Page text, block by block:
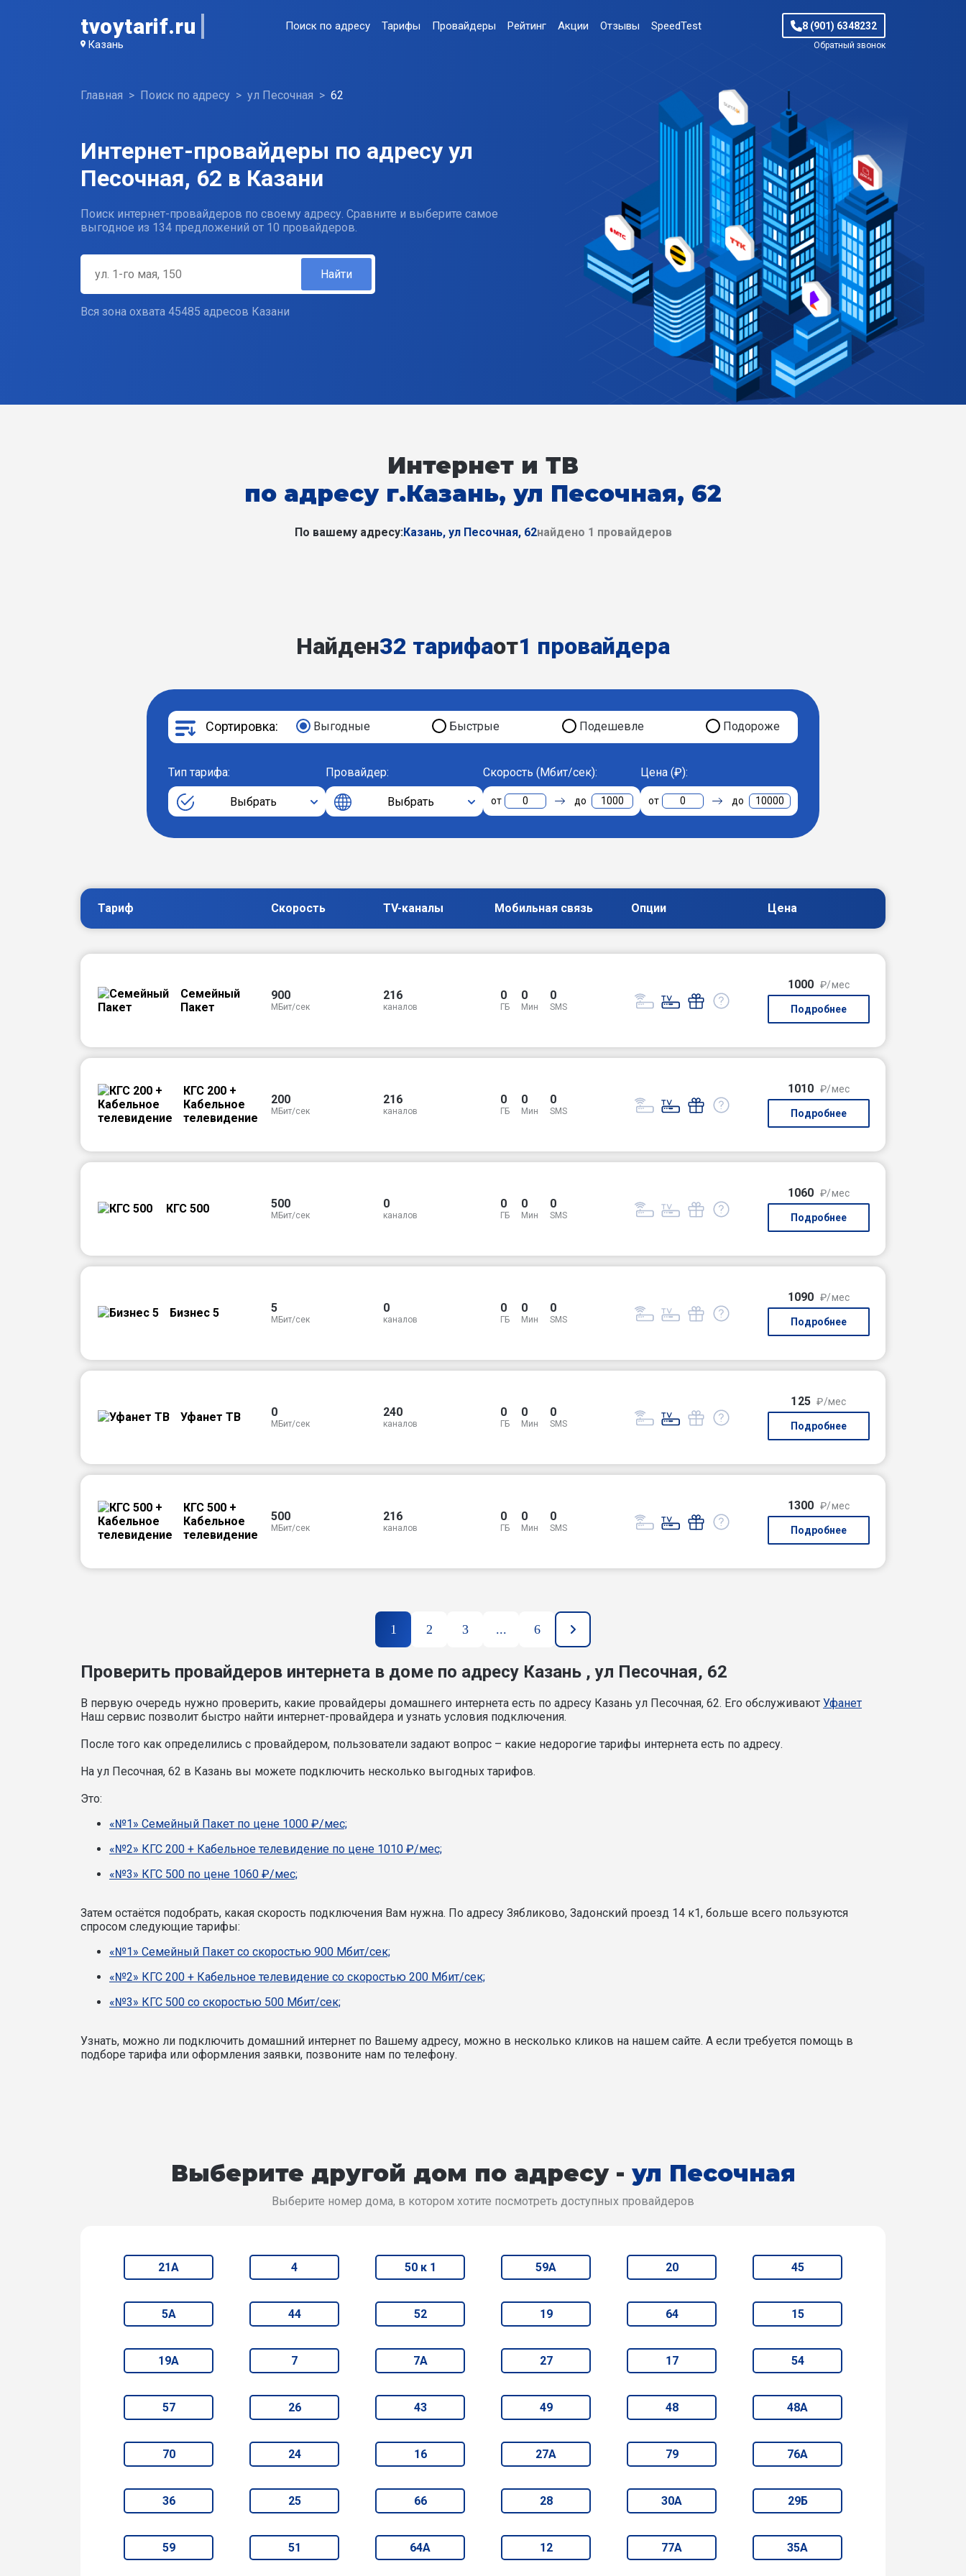
tvoytarif.ru
Казань
Поиск по адресу Тарифы Провайдеры Рейтинг Акции Отзывы SpeedTest 8 (901) 6348232
Обратный звонок
Главная Поиск по адресу ул Песочная 62
Интернет-провайдеры по адресу ул
Песочная, 62 в Казани
Поиск интернет-провайдеров по своему адресу. Сравните и выберите самое
выгодное из 134 предложений от 10 провайдеров.
Найти
Вся зона охвата 45485 адресов Казани
Интернет и ТВ
по адресу г.Казань, ул Песочная, 62
По вашему адресу: Казань, ул Песочная, 62найдено 1 провайдеров
Найден32 тарифаот1 провайдера
Сортировка: Выгодные Быстрые Подешевле Подороже
Тип тарифа:
Выбрать
Провайдер:
Выбрать
Скорость (Мбит/сек):
0 1000
Цена (₽):
0 10000
Тариф Скорость TV-каналы Мобильная связь Опции Цена
Семейный
Пакет
900
МБит/сек
216
каналов
0
ГБ
0
Мин
0
SMS
1000 ₽/мес
Подробнее
КГС 200 +
Кабельное
телевидение
200
МБит/сек
216
каналов
0
ГБ
0
Мин
0
SMS
1010 ₽/мес
Подробнее
КГС 500 500
МБит/сек
0
каналов
0
ГБ
0
Мин
0
SMS
1060 ₽/мес
Подробнее
Бизнес 5 5
МБит/сек
0
каналов
0
ГБ
0
Мин
0
SMS
1090 ₽/мес
Подробнее
Уфанет ТВ 0
МБит/сек
240
каналов
0
ГБ
0
Мин
0
SMS
125 ₽/мес
Подробнее
КГС 500 +
Кабельное
телевидение
500
МБит/сек
216
каналов
0
ГБ
0
Мин
0
SMS
1300 ₽/мес
Подробнее
1 2 3 ... 6
Проверить провайдеров интернета в доме по адресу Казань , ул Песочная, 62
В первую очередь нужно проверить, какие провайдеры домашнего интернета есть по адресу Казань ул Песочная, 62. Его обслуживают Уфанет
Наш сервис позволит быстро найти интернет-провайдера и узнать условия подключения.
После того как определились с провайдером, пользователи задают вопрос – какие недорогие тарифы интернета есть по адресу.
На ул Песочная, 62 в Казань вы можете подключить несколько выгодных тарифов.
Это:
«№1» Семейный Пакет по цене 1000 ₽/мес;
«№2» КГС 200 + Кабельное телевидение по цене 1010 ₽/мес;
«№3» КГС 500 по цене 1060 ₽/мес;
Затем остаётся подобрать, какая скорость подключения Вам нужна. По адресу Зябликово, Задонский проезд 14 к1, больше всего пользуются
спросом следующие тарифы:
«№1» Семейный Пакет со скоростью 900 Мбит/сек;
«№2» КГС 200 + Кабельное телевидение со скоростью 200 Мбит/сек;
«№3» КГС 500 со скоростью 500 Мбит/сек;
Узнать, можно ли подключить домашний интернет по Вашему адресу, можно в несколько кликов на нашем сайте. А если требуется помощь в
подборе тарифа или оформления заявки, позвоните нам по телефону.
Выберите другой дом по адресу - ул Песочная
Выберите номер дома, в котором хотите посмотреть доступных провайдеров
21А 4 50 к 1 59А 20 45
5А 44 52 19 64 15
19А 7 7А 27 17 54
57 26 43 49 48 48А
70 24 16 27А 79 76А
36 25 66 28 30А 29Б
59 51 64А 12 77А 35А